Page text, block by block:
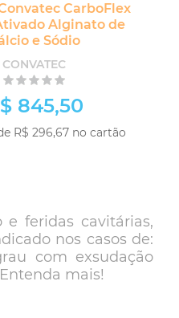
CarboFlex
Alginato de
e Sódio
CONVATEC
845,50
R$ 296,67 no cartão
feridas cavitárias,
nos casos de:
com exsudação
mais!